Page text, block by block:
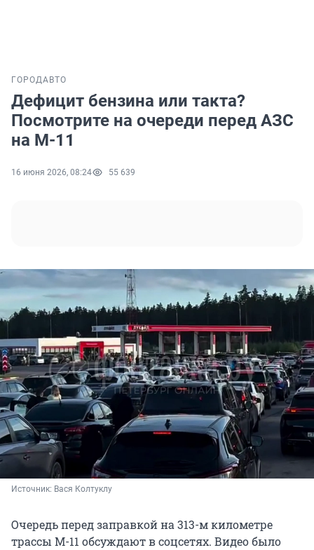
ГОРОДАВТО
Дефицит бензина или такта?
Посмотрите на очереди перед АЗС
на М-11
16 июня 2026, 08:24 55 639
Источник: Вася Колтуклу
Очередь перед заправкой на 313-м километре
трассы М-11 обсуждают в соцсетях. Видео было